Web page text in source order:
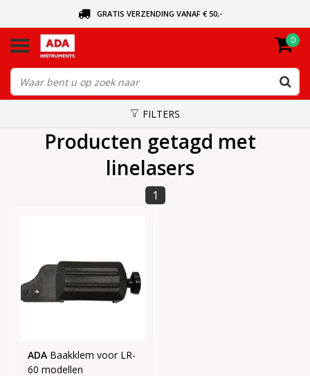
GRATIS VERZENDING VANAF € 50,-
VANDAAG BESTELD, VANDAAG VERZONDEN
0
FILTERS
Producten getagd met
linelasers
1
ADA Baakklem voor LR-
60 modellen